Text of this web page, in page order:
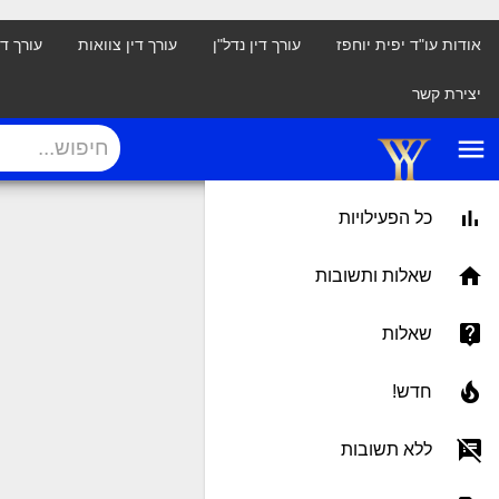
אודות עו"ד יפית יוחפז עורך דין נדל"ן עורך דין צוואות עורך
יצירת קשר
menu
כל הפעילויות
שאלות ותשובות
שאלות
חדש!
ללא תשובות